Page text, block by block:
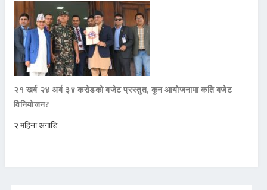
२१ खर्ब २४ अर्ब ३४ करोडको बजेट प्रस्तुत, कुन आयोजनामा कति बजेट
विनियोजन?
२ महिना अगाडि